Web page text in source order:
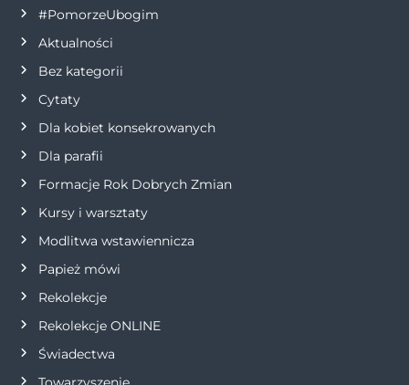
c
j
a
w
p
i
s
u
#PomorzeUbogim
Aktualności
Bez kategorii
Cytaty
Dla kobiet konsekrowanych
Dla parafii
Formacje Rok Dobrych Zmian
Kursy i warsztaty
Modlitwa wstawiennicza
Papież mówi
Rekolekcje
Rekolekcje ONLINE
Świadectwa